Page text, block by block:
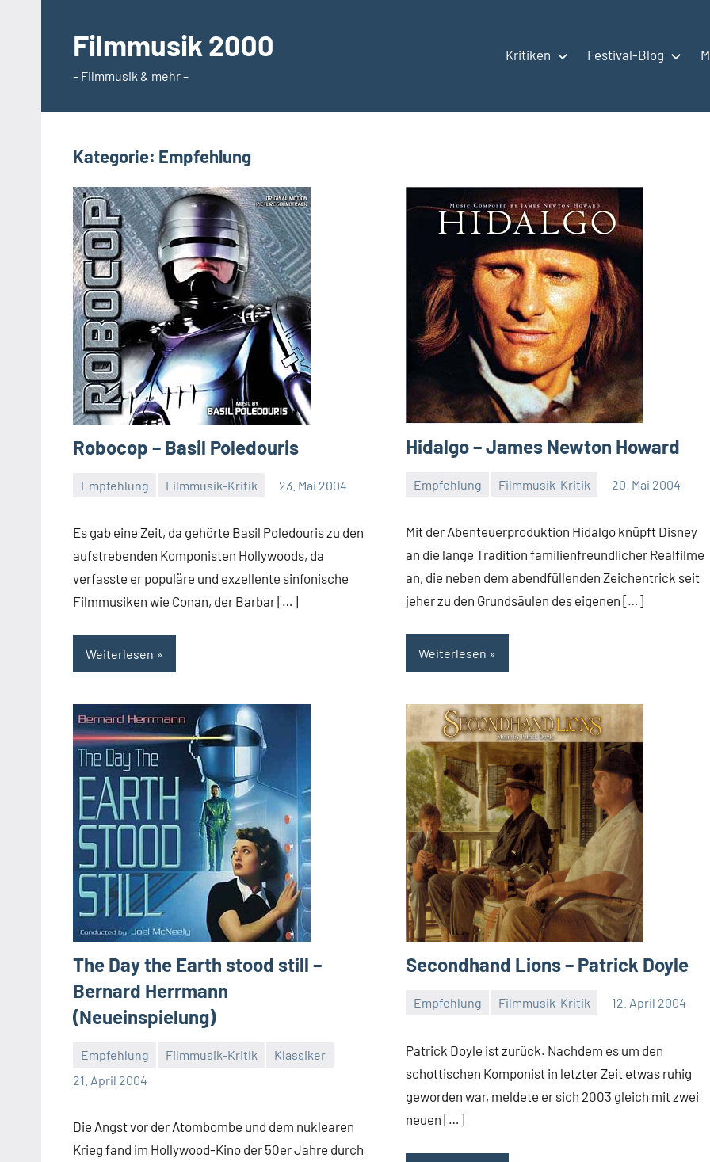
springenFilmmusik 2000
– Filmmusik & mehr –
Kritiken Festival-Blog
Kategorie: Empfehlung
Robocop – Basil Poledouris
Empfehlung Filmmusik-Kritik 23. Mai 2004
Es gab eine Zeit, da gehörte Basil Poledouris zu den
aufstrebenden Komponisten Hollywoods, da
verfasste er populäre und exzellente sinfonische
Filmmusiken wie Conan, der Barbar […]
Weiterlesen
Hidalgo – James Newton Howard
Empfehlung Filmmusik-Kritik 20. Mai 2004
Mit der Abenteuerproduktion Hidalgo knüpft Disney
an die lange Tradition familienfreundlicher Realfilme
an, die neben dem abendfüllenden Zeichentrick seit
jeher zu den Grundsäulen des eigenen […]
Weiterlesen
The Day the Earth stood still –
Bernard Herrmann
(Neueinspielung)
Empfehlung Filmmusik-Kritik
Klassiker
21. April 2004
Mike
Die Angst vor der Atombombe und dem nuklearen
Krieg fand im Hollywood-Kino der 50er Jahre durch
Secondhand Lions – Patrick Doyle
Empfehlung Filmmusik-Kritik 12. April 2004
Patrick Doyle ist zurück. Nachdem es um den
schottischen Komponist in letzter Zeit etwas ruhig
geworden war, meldete er sich 2003 gleich mit zwei
neuen […]